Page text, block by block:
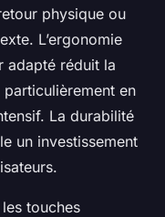
physique ou
L’ergonomie
adapté réduit la
en
La durabilité
un investissement
touches